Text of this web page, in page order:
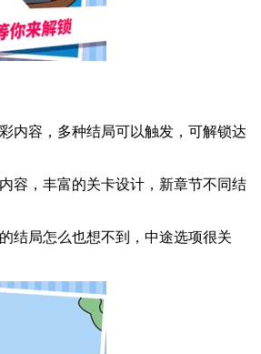
内容，多种结局可以触发，可解锁达
容，丰富的关卡设计，新章节不同结
结局怎么也想不到，中途选项很关